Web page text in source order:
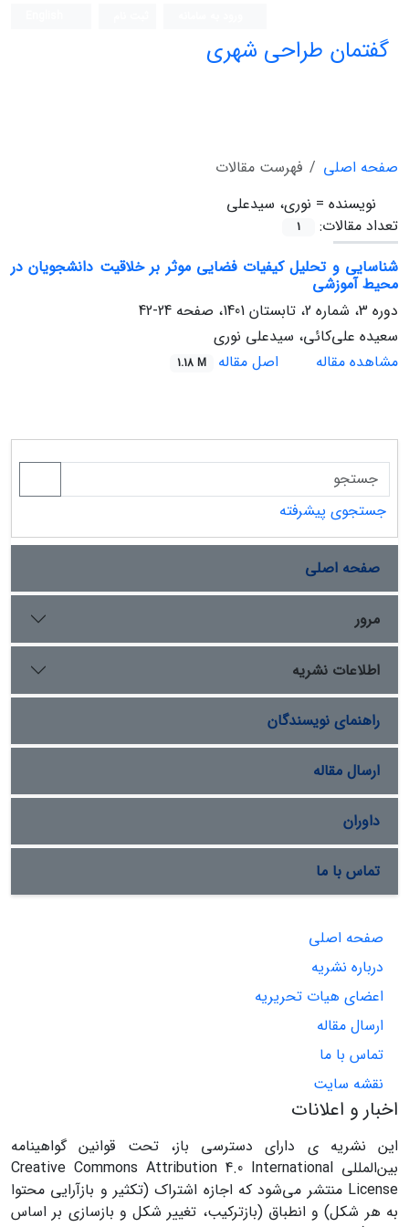
گفتمان طراحی شهری
صفحه اصلی
فهرست مقالات
نویسنده = نوری، سیدعلی
تعداد مقالات:
1
شناسایی و تحلیل کیفیات فضایی موثر بر خلاقیت دانشجویان در
محیط آموزشی
دوره 3، شماره 2، تابستان 1401، صفحه
24-42
سعیده علی‌کائی، سیدعلی نوری
مشاهده مقاله
اصل مقاله 1.18 M
جستجوی پیشرفته
صفحه اصلی
مرور
اطلاعات نشریه
راهنمای نویسندگان
ارسال مقاله
داوران
تماس با ما
صفحه اصلی
درباره نشریه
اعضای هیات تحریریه
ارسال مقاله
تماس با ما
نقشه سایت
اخبار و اعلانات
این نشریه ی دارای دسترسی باز، تحت قوانین گواهینامه
بین‌المللی Creative Commons Attribution 4.0 International
License منتشر می‌شود که اجازه اشتراک (تکثیر و بازآرایی محتوا
به هر شکل) و انطباق (بازترکیب، تغییر شکل و بازسازی بر اساس